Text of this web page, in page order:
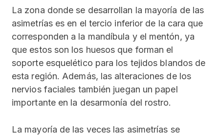
La zona donde se desarrollan la mayoría de las
asimetrías es en el tercio inferior de la cara que
corresponden a la mandíbula y el mentón, ya
que estos son los huesos que forman el
soporte esquelético para los tejidos blandos de
esta región. Además, las alteraciones de los
nervios faciales también juegan un papel
importante en la desarmonía del rostro.
La mayoría de las veces las asimetrías se